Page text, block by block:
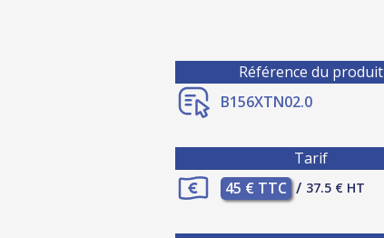
Référence du produit
B156XTN02.0
Tarif
45 € TTC / 37.5 € HT